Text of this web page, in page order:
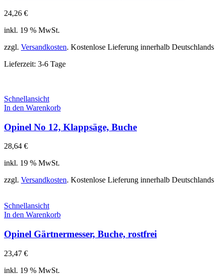
24,26 €
inkl. 19 % MwSt.
zzgl. Versandkosten. Kostenlose Lieferung innerhalb Deutschlands
Lieferzeit: 3-6 Tage
Schnellansicht
In den Warenkorb
Opinel No 12, Klappsäge, Buche
28,64 €
inkl. 19 % MwSt.
zzgl. Versandkosten. Kostenlose Lieferung innerhalb Deutschlands
Schnellansicht
In den Warenkorb
Opinel Gärtnermesser, Buche, rostfrei
23,47 €
inkl. 19 % MwSt.